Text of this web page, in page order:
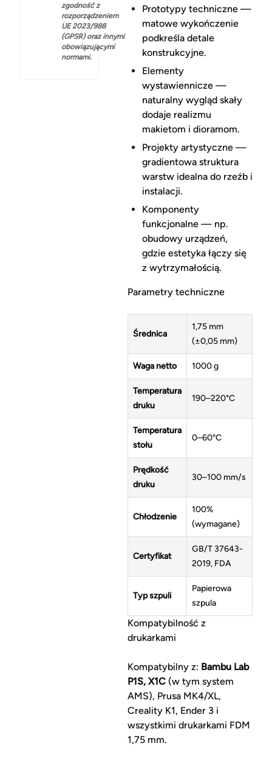
zgodność z
rozporządzeniem
UE 2023/988
(GPSR) oraz innymi
obowiązującymi
normami.
Prototypy techniczne —
matowe wykończenie
podkreśla detale
konstrukcyjne.
Elementy
wystawiennicze —
naturalny wygląd skały
dodaje realizmu
makietom i dioramom.
Projekty artystyczne —
gradientowa struktura
warstw idealna do rzeźb i
instalacji.
Komponenty
funkcjonalne — np.
obudowy urządzeń,
gdzie estetyka łączy się
z wytrzymałością.
Parametry techniczne
Średnica
1,75 mm
(±0,05 mm)
Waga netto 1000 g
Temperatura
druku
190–220°C
Temperatura
stołu
0–60°C
Prędkość
druku
30–100 mm/s
Chłodzenie
100%
(wymagane)
Certyfikat
GB/T 37643-
2019, FDA
Typ szpuli
Papierowa
szpula
Kompatybilność z
drukarkami
Kompatybilny z: Bambu Lab
P1S, X1C(w tym system
AMS), Prusa MK4/XL,
Creality K1, Ender 3 i
wszystkimi drukarkami FDM
1,75 mm.